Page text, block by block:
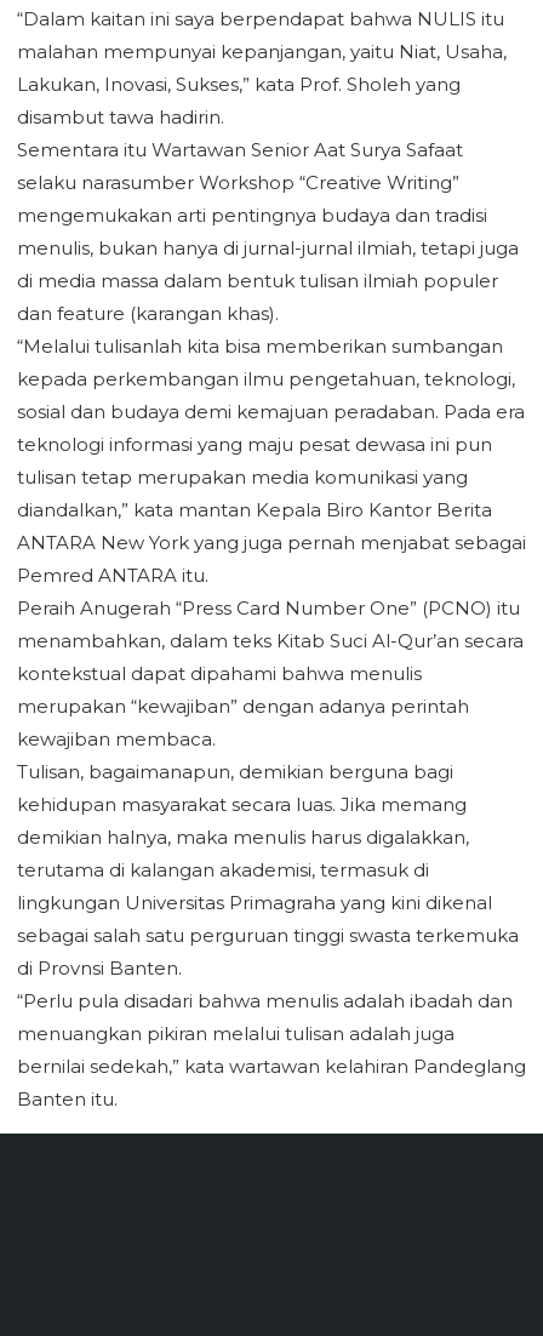
“Dalam kaitan ini saya berpendapat bahwa NULIS itu
malahan mempunyai kepanjangan, yaitu Niat, Usaha,
Lakukan, Inovasi, Sukses,” kata Prof. Sholeh yang
disambut tawa hadirin.
Sementara itu Wartawan Senior Aat Surya Safaat
selaku narasumber Workshop “Creative Writing”
mengemukakan arti pentingnya budaya dan tradisi
menulis, bukan hanya di jurnal-jurnal ilmiah, tetapi juga
di media massa dalam bentuk tulisan ilmiah populer
dan feature (karangan khas).
“Melalui tulisanlah kita bisa memberikan sumbangan
kepada perkembangan ilmu pengetahuan, teknologi,
sosial dan budaya demi kemajuan peradaban. Pada era
teknologi informasi yang maju pesat dewasa ini pun
tulisan tetap merupakan media komunikasi yang
diandalkan,” kata mantan Kepala Biro Kantor Berita
ANTARA New York yang juga pernah menjabat sebagai
Pemred ANTARA itu.
Peraih Anugerah “Press Card Number One” (PCNO) itu
menambahkan, dalam teks Kitab Suci Al-Qur’an secara
kontekstual dapat dipahami bahwa menulis
merupakan “kewajiban” dengan adanya perintah
kewajiban membaca.
Tulisan, bagaimanapun, demikian berguna bagi
kehidupan masyarakat secara luas. Jika memang
demikian halnya, maka menulis harus digalakkan,
terutama di kalangan akademisi, termasuk di
lingkungan Universitas Primagraha yang kini dikenal
sebagai salah satu perguruan tinggi swasta terkemuka
di Provnsi Banten.
“Perlu pula disadari bahwa menulis adalah ibadah dan
menuangkan pikiran melalui tulisan adalah juga
bernilai sedekah,” kata wartawan kelahiran Pandeglang
Banten itu.